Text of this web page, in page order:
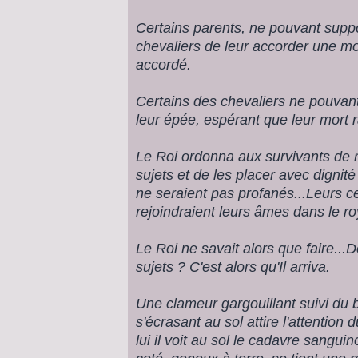
Certains parents, ne pouvant
chevaliers de leur accorder une
accordé.
Certains des chevaliers ne
leur épée, espérant que leur mort
Le Roi ordonna aux survivants de
sujets et de les placer avec
ne seraient pas profanés...Leurs
rejoindraient leurs âmes dans le
Le Roi ne savait alors que
sujets ? C'est alors qu'Il arriva.
Une clameur gargouillant suivi du
s'écrasant au sol attire l'attention
lui il voit au sol le cadavre